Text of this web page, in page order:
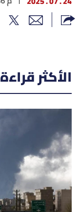
لبنان
الغلاف
محليات
أسرار
متفرقات
نداء القرّاء
خاص الموقع
الأكثر قراءة